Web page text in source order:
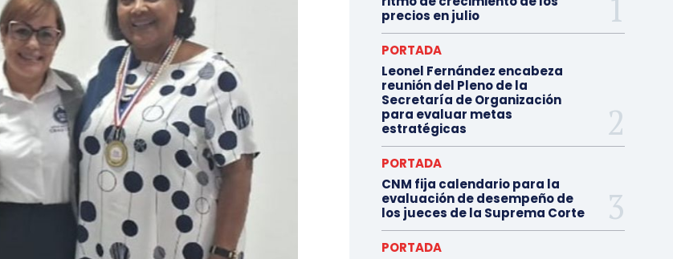
precios en julio
PORTADA
Leonel Fernández encabeza
reunión del Pleno de la
Secretaría de Organización
para evaluar metas
estratégicas
PORTADA
CNM fija calendario para la
evaluación de desempeño de
los jueces de la Suprema Corte
PORTADA